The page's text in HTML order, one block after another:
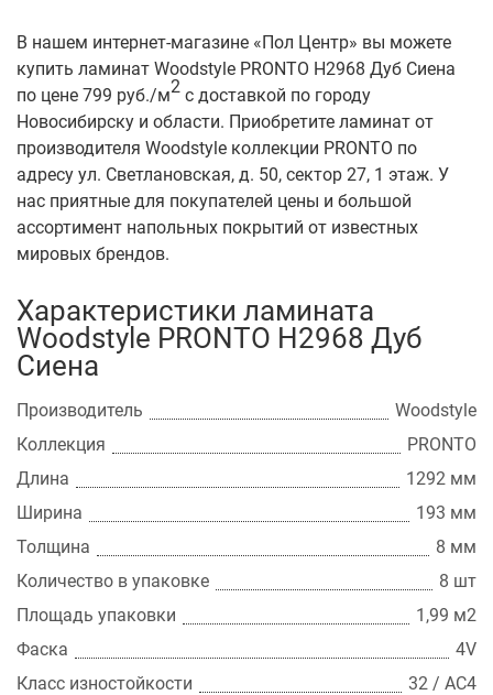
В нашем интернет-магазине «Пол Центр» вы можете
купить ламинат Woodstyle PRONTO H2968 Дуб Сиена
по цене 799 руб./м2 с доставкой по городу
Новосибирску и области. Приобретите ламинат от
производителя Woodstyle коллекции PRONTO по
адресу ул. Светлановская, д. 50, сектор 27, 1 этаж. У
нас приятные для покупателей цены и большой
ассортимент напольных покрытий от известных
мировых брендов.
Характеристики ламината
Woodstyle PRONTO H2968 Дуб
Сиена
Производитель
Woodstyle
Коллекция
PRONTO
Длина
1292 мм
Ширина
193 мм
Толщина
8 мм
Количество в упаковке
8 шт
Площадь упаковки
1,99 м2
Фаска
4V
Класс изностойкости
32 / АС4